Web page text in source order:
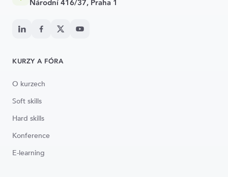
Národní 416/37, Praha 1
KURZY A FÓRA
O kurzech
Soft skills
Hard skills
Konference
E-learning